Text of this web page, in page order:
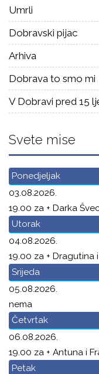
Umrli
Dobravski pijac
Arhiva
Dobrava to smo mi
V Dobravi pred 15
Svete mise
Ponedjeljak
03.08.2026.
19.00 za + Darka
Utorak
04.08.2026.
19.00 za + Dragutina
Srijeda
05.08.2026.
nema
Četvrtak
06.08.2026.
19.00 za + Antuna i
Petak